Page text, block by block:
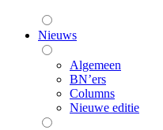
Nieuws
Algemeen
BN’ers
Columns
Nieuwe editie